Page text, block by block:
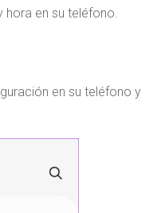
hora en su teléfono.
en su teléfono y